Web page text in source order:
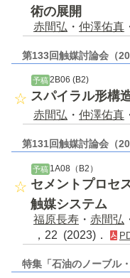
術の展開
赤間弘 ・ 仲澤佑真
第133回触媒討論会（
予稿 2B06 (B2)
スパイラル形構
赤間弘 ・ 仲澤佑真
第131回触媒討論会（
予稿1A08（B2）
セメントプロセ
触媒システム
福原長寿 ・ 赤間弘
，22 (2023)．
特集「石油のノーブル